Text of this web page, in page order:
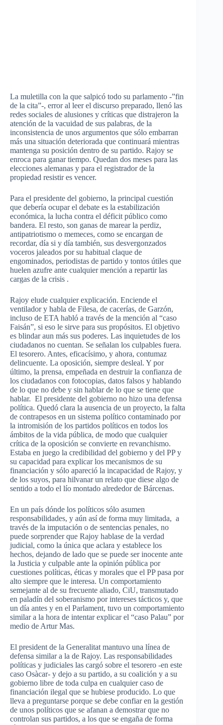
La muletilla con la que salpicó todo su parlamento -”fin
de la cita”-, error al leer el discurso preparado, llenó las
redes sociales de alusiones y críticas que distrajeron la
atención de la vacuidad de sus palabras, de la
inconsistencia de unos argumentos que sólo embarran
más una situación deteriorada que continuará mientras
mantenga su posición dentro de su partido. Rajoy se
enroca para ganar tiempo. Quedan dos meses para las
elecciones alemanas y para el registrador de la
propiedad resistir es vencer.
Para el presidente del gobierno, la principal cuestión
que debería ocupar el debate es la estabilización
económica, la lucha contra el déficit público como
bandera. El resto, son ganas de marear la perdiz,
antipatriotismo o memeces, como se encargan de
recordar, día si y día también, sus desvergonzados
voceros jaleados por su habitual claque de
engominados, periodistas de partido y tontos útiles que
huelen azufre ante cualquier mención a repartir las
cargas de la crisis .
Rajoy elude cualquier explicación. Enciende el
ventilador y habla de Filesa, de cacerías, de Garzón,
incluso de ETA habló a través de la mención al “caso
Faisán”, si eso le sirve para sus propósitos. El objetivo
es blindar aun más sus poderes. Las inquietudes de los
ciudadanos no cuentan. Se señalan los culpables fuera.
El tesorero. Antes, eficacísimo, y ahora, contumaz
delincuente. La oposición, siempre desleal. Y por
último, la prensa, empeñada en destruir la confianza de
los ciudadanos con fotocopias, datos falsos y hablando
de lo que no debe y sin hablar de lo que se tiene que
hablar. El presidente del gobierno no hizo una defensa
política. Quedó clara la ausencia de un proyecto, la falta
de contrapesos en un sistema político contaminado por
la intromisión de los partidos políticos en todos los
ámbitos de la vida pública, de modo que cualquier
crítica de la oposición se convierte en revanchismo.
Estaba en juego la credibilidad del gobierno y del PP y
su capacidad para explicar los mecanismos de su
financiación y sólo apareció la incapacidad de Rajoy, y
de los suyos, para hilvanar un relato que diese algo de
sentido a todo el lío montado alrededor de Bárcenas.
En un país dónde los políticos sólo asumen
responsabilidades, y aún así de forma muy limitada, a
través de la imputación o de sentencias penales, no
puede sorprender que Rajoy hablase de la verdad
judicial, como la única que aclara y establece los
hechos, dejando de lado que se puede ser inocente ante
la Justicia y culpable ante la opinión pública por
cuestiones políticas, éticas y morales que el PP pasa por
alto siempre que le interesa. Un comportamiento
semejante al de su frecuente aliado, CiU, transmutado
en paladín del soberanismo por intereses tácticos y, que
un día antes y en el Parlament, tuvo un comportamiento
similar a la hora de intentar explicar el “caso Palau” por
medio de Artur Mas.
El president de la Generalitat mantuvo una línea de
defensa similar a la de Rajoy. Las responsabilidades
políticas y judiciales las cargó sobre el tesorero -en este
caso Osàcar- y dejo a su partido, a su coalición y a su
gobierno libre de toda culpa en cualquier caso de
financiación ilegal que se hubiese producido. Lo que
lleva a preguntarse porque se debe confiar en la gestión
de unos políticos que se afanan a demostrar que no
controlan sus partidos, a los que se engaña de forma